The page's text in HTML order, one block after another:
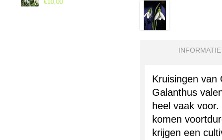
INFORMATIE
Kruisingen van
Galanthus
heel vaak
komen
krijgen een
€10,00